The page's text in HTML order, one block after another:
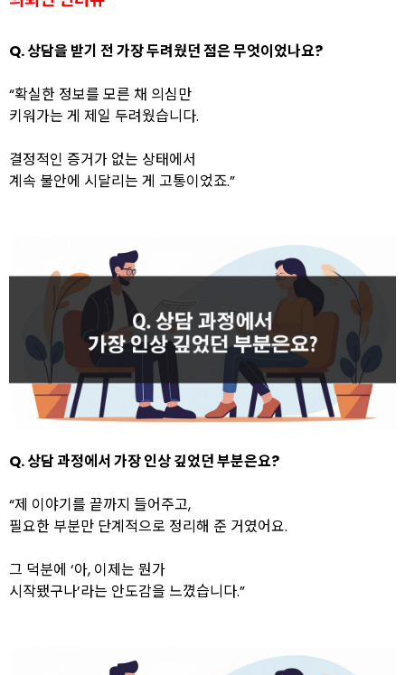
Q. 상담을 받기 전 가장 두려웠던 점은 무엇이었나요?
“확실한 정보를 모른 채 의심만
키워가는 게 제일 두려웠습니다.
결정적인 증거가 없는 상태에서
계속 불안에 시달리는 게 고통이었죠.”
Q. 상담 과정에서 가장 인상 깊었던 부분은요?
“제 이야기를 끝까지 들어주고,
필요한 부분만 단계적으로 정리해 준 거였어요.
그 덕분에 ‘아, 이제는 뭔가
시작됐구나’라는 안도감을 느꼈습니다.”